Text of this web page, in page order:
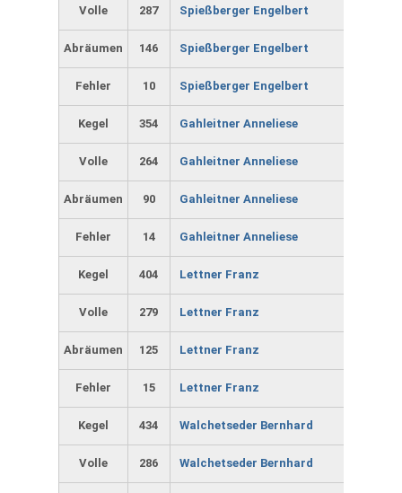
Volle 287 Spießberger Engelbert
Abräumen 146 Spießberger Engelbert
Fehler 10 Spießberger Engelbert
Kegel 354 Gahleitner Anneliese
Volle 264 Gahleitner Anneliese
Abräumen 90 Gahleitner Anneliese
Fehler 14 Gahleitner Anneliese
Kegel 404 Lettner Franz
Volle 279 Lettner Franz
Abräumen 125 Lettner Franz
Fehler 15 Lettner Franz
Kegel 434 Walchetseder Bernhard
Volle 286 Walchetseder Bernhard